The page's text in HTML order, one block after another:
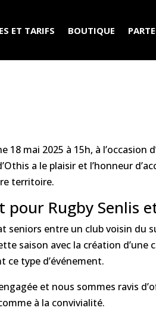
ET TARIFS BOUTIQUE
18 mai 2025 à 15h, à
a le plaisir et l’honneur
territoire.
Rugby Senlis
entre un club voisin du
saison avec la création
type d’événement.
et nous sommes ravis
à la convivialité.